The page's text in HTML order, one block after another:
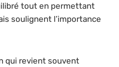
tout en permettant
soulignent l’importance
qui revient souvent